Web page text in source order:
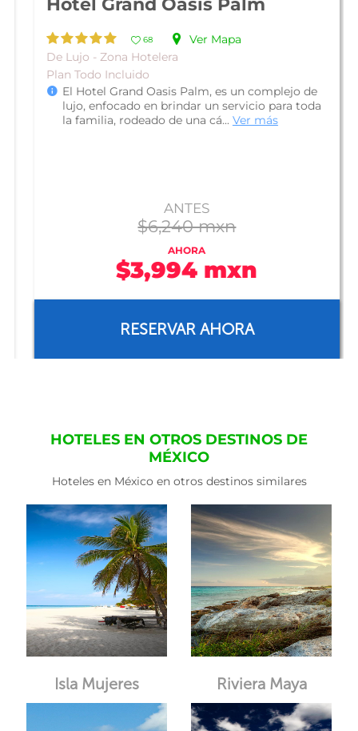
Hotel Grand Oasis Palm
68
Ver Mapa
De Lujo - Zona Hotelera
Plan Todo Incluido
El Hotel Grand Oasis Palm, es un complejo de
lujo, enfocado en brindar un servicio para toda
la familia, rodeado de una cá...Ver más
ANTES
$6,240 mxn
AHORA
$3,994 mxn
RESERVAR AHORA
HOTELES EN OTROS DESTINOS DE
MÉXICO
Hoteles en México en otros destinos similares
Isla Mujeres Riviera Maya